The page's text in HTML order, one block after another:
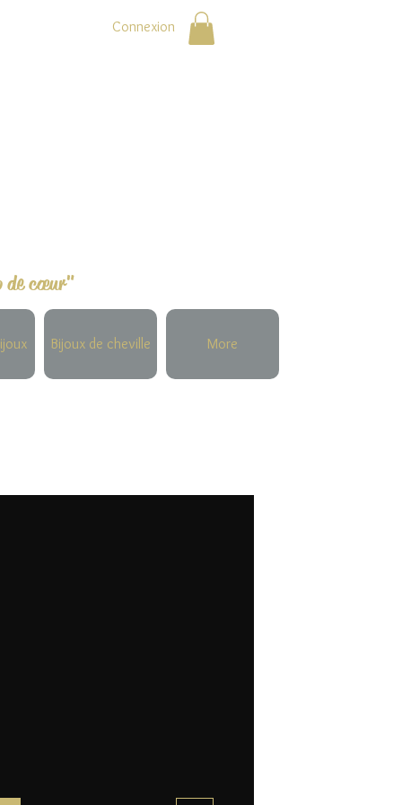
Connexion
de cœur"
Bijoux de cheville More